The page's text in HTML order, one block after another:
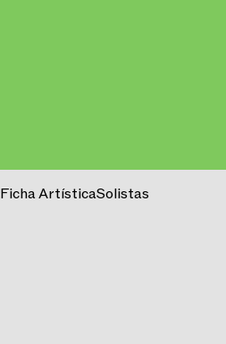
Ficha ArtísticaSolistas